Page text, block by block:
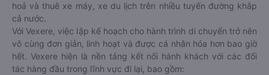
hoả và thuê xe máy, xe du lịch trên nhiều tuyến đường khắp
cả nước.
Với Vexere, việc lập kế hoạch cho hành trình di chuyển trở nên
vô cùng đơn giản, linh hoạt và được cá nhân hóa hơn bao giờ
hết. Vexere hiện là nền tảng kết nối hành khách với các đối
tác hàng đầu trong lĩnh vực đi lại, bao gồm: